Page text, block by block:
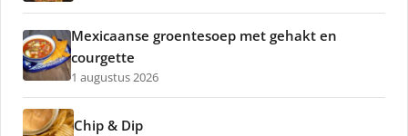
Mexicaanse groentesoep met gehakt en
courgette
1 augustus 2026
Chip & Dip